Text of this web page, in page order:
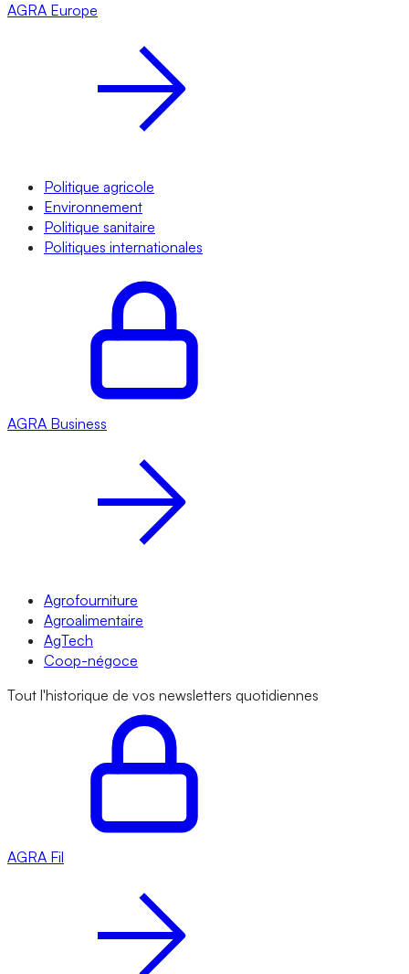
AGRA Europe
Politique agricole
Environnement
Politique sanitaire
Politiques internationales
AGRA Business
Agrofourniture
Agroalimentaire
AgTech
Coop-négoce
Tout l'historique de vos newsletters quotidiennes
AGRA Fil